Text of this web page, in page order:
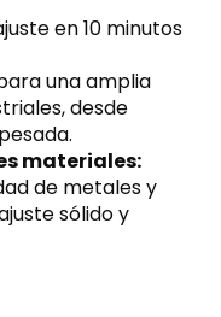
en 10 minutos
una amplia
desde
materiales:
de metales y
sólido y